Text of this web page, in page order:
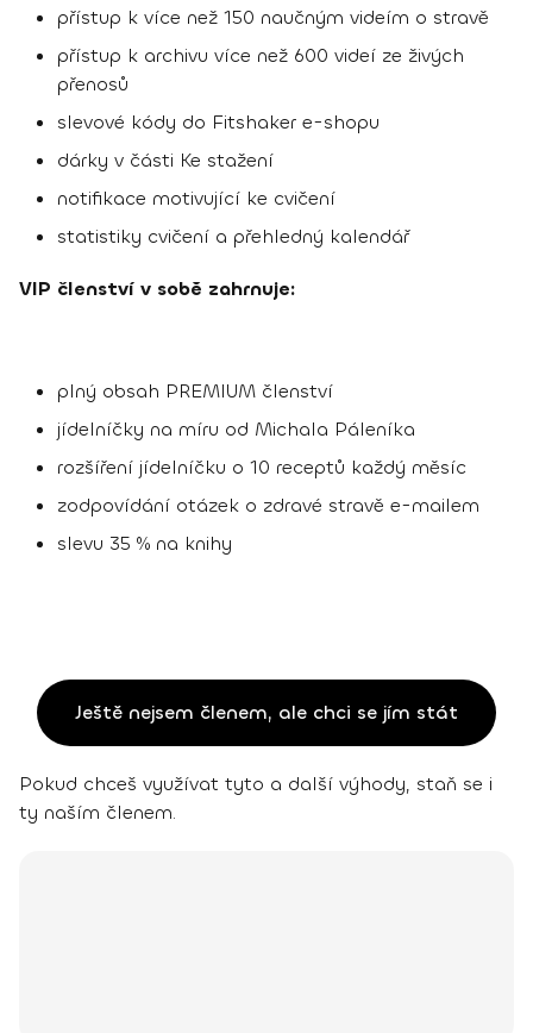
přístup k více než 150 naučným videím o stravě
přístup k archivu více než 600 videí ze živých
přenosů
slevové kódy do Fitshaker e-shopu
dárky v části Ke stažení
notifikace motivující ke cvičení
statistiky cvičení a přehledný kalendář
VIP členství v sobě zahrnuje:
plný obsah PREMIUM členství
jídelníčky na míru od Michala Páleníka
rozšíření jídelníčku o 10 receptů každý měsíc
zodpovídání otázek o zdravé stravě e-mailem
slevu 35 % na knihy
Ještě nejsem členem, ale chci se jím stát
Pokud chceš využívat tyto a další výhody, staň se i
ty naším členem.